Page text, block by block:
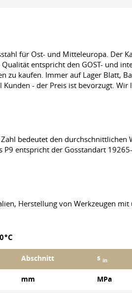
für Ost- und Mitteleuropa. Der
entspricht den GOST- und
zu kaufen. Immer auf Lager Blatt,
- der Preis ist bevorzugt.
bedeutet den
P9 entspricht der Gosstandart
Herstellung von Werkzeugen
Abschnitt s in
mm MPa